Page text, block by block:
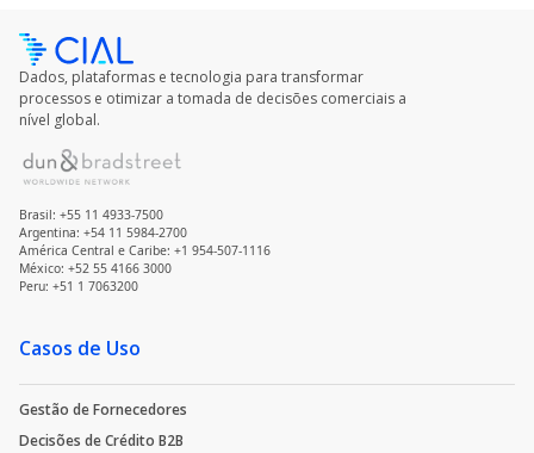
Dados, plataformas e tecnologia para transformar
processos e otimizar a tomada de decisões comerciais a
nível global.
Brasil: +55 11 4933-7500
Argentina: +54 11 5984-2700
América Central e Caribe: +1 954-507-1116
México: +52 55 4166 3000
Peru: +51 1 7063200
Casos de Uso
Gestão de Fornecedores
Decisões de Crédito B2B